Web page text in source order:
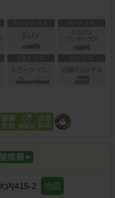
内415-2 地図